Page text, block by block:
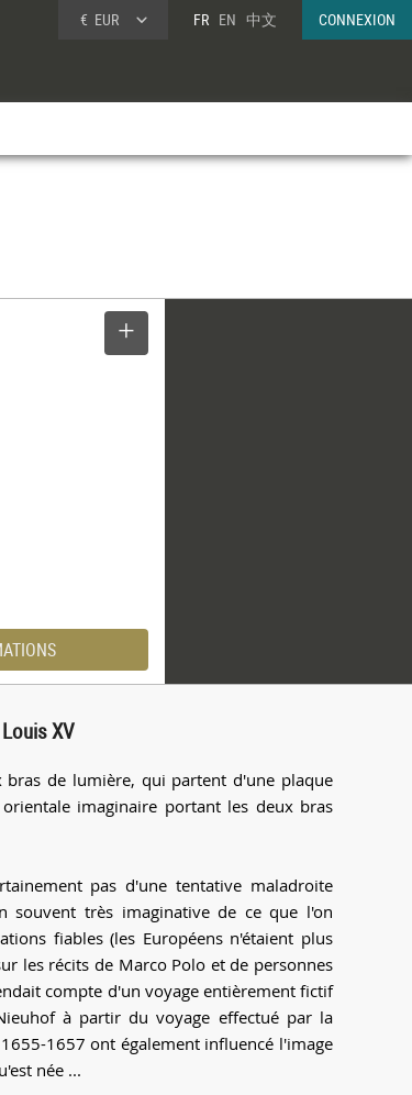
€ EUR FR EN 中文 CONNEXION
XV
bras de lumière, qui partent d'une plaque
imaginaire portant les deux bras
pas d'une tentative maladroite
souvent très imaginative de ce que l'on
fiables (les Européens n'étaient plus
les récits de Marco Polo et de personnes
compte d'un voyage entièrement fictif
à partir du voyage effectué par la
1657 ont également influencé l'image
née ...